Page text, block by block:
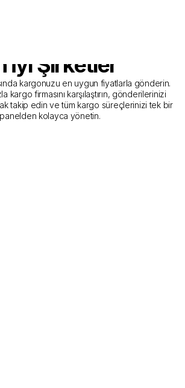
Kocaeli Kargo
Hizmeti Sunan
İyi Şirketler
kargonuzu en uygun fiyatlarla gönderin.
kargo firmasını karşılaştırın, gönderilerinizi
takip edin ve tüm kargo süreçlerinizi tek bir
panelden kolayca yönetin.